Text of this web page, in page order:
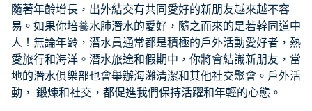
隨著年齡增長，出外結交有共同愛好的新朋友越來越不容
易。如果你培養水肺潛水的愛好，隨之而來的是若幹同道中
人！無論年齡，潛水員通常都是積極的戶外活動愛好者，熱
愛旅行和海洋。潛水旅途和假期中，你將會結識新朋友，當
地的潛水俱樂部也會舉辦海灘清潔和其他社交聚會。戶外活
動， 鍛煉和社交，都促進我們保持活躍和年輕的心態。